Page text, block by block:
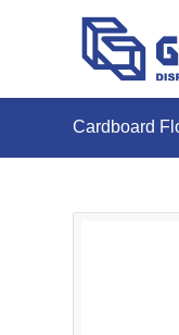
Cardboard